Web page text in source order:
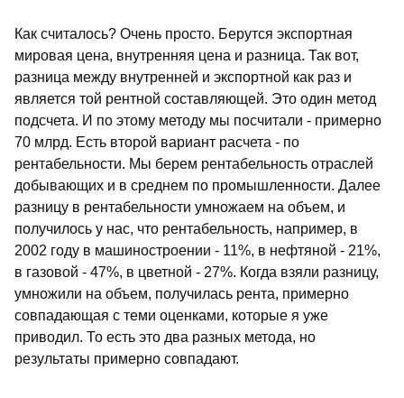
Как считалось? Очень просто. Берутся экспортная
мировая цена, внутренняя цена и разница. Так вот,
разница между внутренней и экспортной как раз и
является той рентной составляющей. Это один метод
подсчета. И по этому методу мы посчитали - примерно
70 млрд. Есть второй вариант расчета - по
рентабельности. Мы берем рентабельность отраслей
добывающих и в среднем по промышленности. Далее
разницу в рентабельности умножаем на объем, и
получилось у нас, что рентабельность, например, в
2002 году в машиностроении - 11%, в нефтяной - 21%,
в газовой - 47%, в цветной - 27%. Когда взяли разницу,
умножили на объем, получилась рента, примерно
совпадающая с теми оценками, которые я уже
приводил. То есть это два разных метода, но
результаты примерно совпадают.